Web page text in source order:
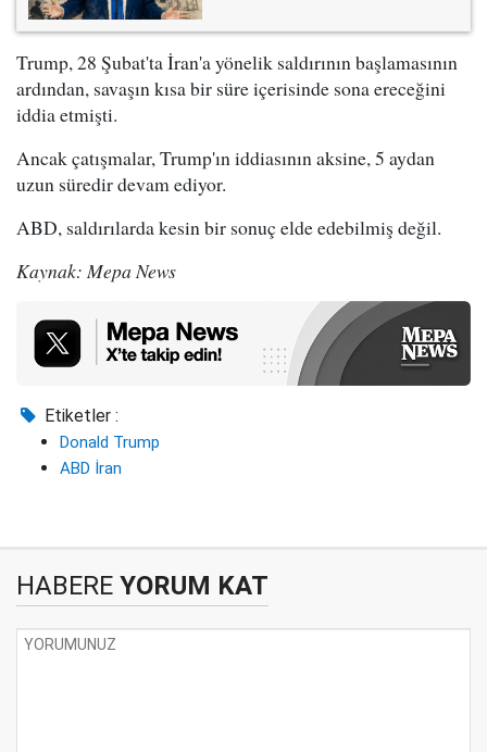
Trump, 28 Şubat'ta İran'a yönelik saldırının başlamasının
ardından, savaşın kısa bir süre içerisinde sona ereceğini
iddia etmişti.
Ancak çatışmalar, Trump'ın iddiasının aksine, 5 aydan
uzun süredir devam ediyor.
ABD, saldırılarda kesin bir sonuç elde edebilmiş değil.
Kaynak: Mepa News
Etiketler :
Donald Trump
ABD İran
HABERE YORUM KAT